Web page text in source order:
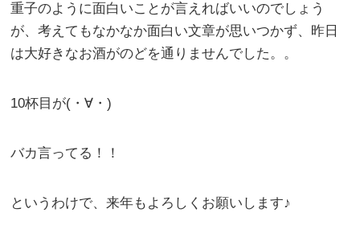
重子のように面白いことが言えればいいのでしょう
が、考えてもなかなか面白い文章が思いつかず、昨日
は大好きなお酒がのどを通りませんでした。。
10杯目が(・∀・)
バカ言ってる！！
というわけで、来年もよろしくお願いします♪